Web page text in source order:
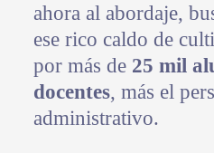
ahora al abordaje,
ese rico caldo de
por más de 25 mil
docentes, más el
administrativo.